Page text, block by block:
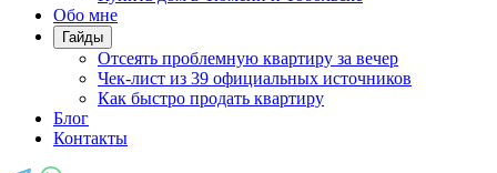
Обо мне
Гайды
Отсеять проблемную квартиру за вечер
Чек-лист из 39 официальных источников
Как быстро продать квартиру
Блог
Контакты